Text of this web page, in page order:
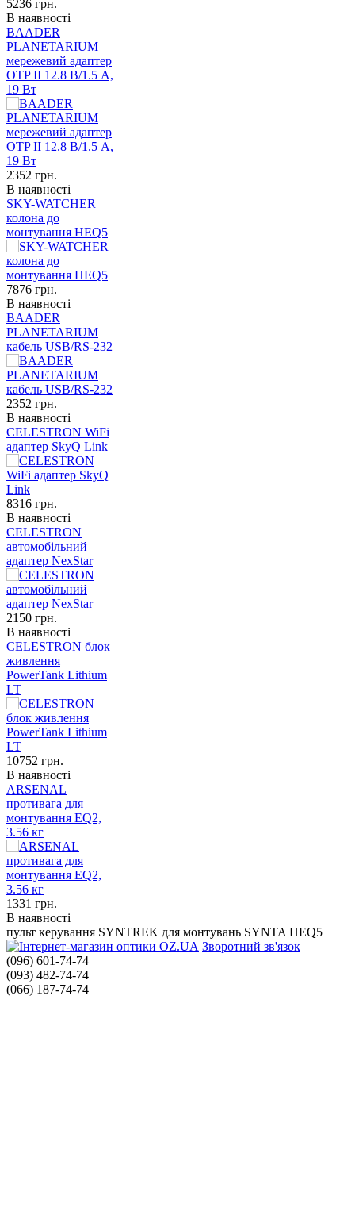
5236 грн.
В наявності
BAADER
PLANETARIUM
мережевий адаптер
OTP II 12.8 В/1.5 A,
19 Вт
2352 грн.
В наявності
SKY-WATCHER
колона до
монтування HEQ5
7876 грн.
В наявності
BAADER
PLANETARIUM
кабель USB/RS-232
2352 грн.
В наявності
CELESTRON WiFi
адаптер SkyQ Link
8316 грн.
В наявності
CELESTRON
автомобільний
адаптер NexStar
2150 грн.
В наявності
CELESTRON блок
живлення
PowerTank Lithium
LT
10752 грн.
В наявності
ARSENAL
противага для
монтування EQ2,
3.56 кг
1331 грн.
В наявності
пульт керування SYNTREK для монтувань SYNTA HEQ5
Зворотний зв'язок
(096) 601-74-74
(093) 482-74-74
(066) 187-74-74